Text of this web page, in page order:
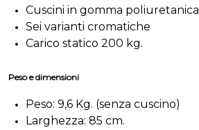
Cuscini in gomma poliuretanica
Sei varianti cromatiche
Carico statico 200 kg.
Peso e dimensioni
Peso: 9,6 Kg. (senza cuscino)
Larghezza: 85 cm.